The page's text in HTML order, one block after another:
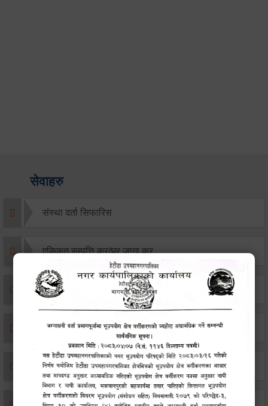
सेवाहरु
संस्था दर्ता सिफारिस
एकिकृत सम्पत्ति कर/घर जग्गा कर
विवाह दर्ता
सम्बन्ध विच्छेद दर्ता
बसाइ-सराई जाने/आउने दर्ता